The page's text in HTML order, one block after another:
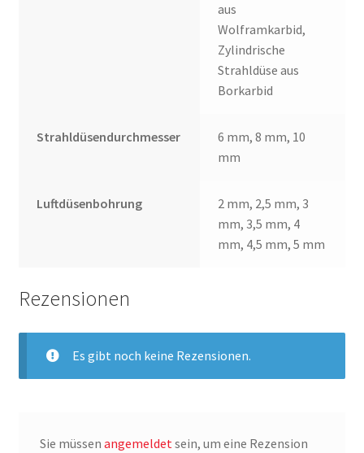
aus
Wolframkarbid,
Zylindrische
Strahldüse aus
Borkarbid
Strahldüsendurchmesser
6 mm, 8 mm, 10
mm
Luftdüsenbohrung
2 mm, 2,5 mm, 3
mm, 3,5 mm, 4
mm, 4,5 mm, 5 mm
Rezensionen
Es gibt noch keine Rezensionen.
Sie müssen angemeldetsein, um eine Rezension